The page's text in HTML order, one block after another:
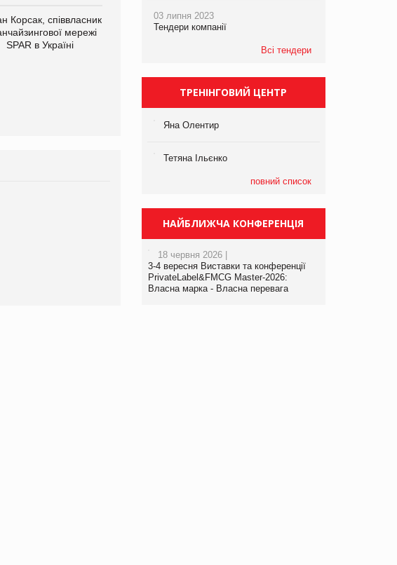
Корсак, співвласник
мережі
SPAR в Україні
Олексій Логачов-Михайлов
Файно маркет Директор
Брагина Людмила
Просування компанії на
правила. Особливості.
Рекомендації
03 липня 2023
Тендери компанії
Всі тендери
ТРЕНІНГОВИЙ ЦЕНТР
Яна Олентир
Тетяна Ільєнко
повний список
НАЙБЛИЖЧА КОНФЕРЕНЦІЯ
18 червня 2026 |
3-4 вересня Виставки та конференції
PrivateLabel&FMCG Master-2026:
Власна марка - Власна перевага